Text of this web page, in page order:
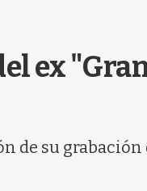
ex
de su